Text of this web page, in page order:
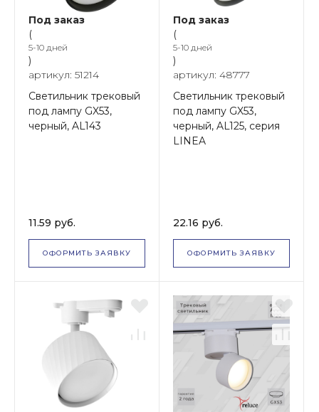
Под заказ
(
5-10 дней
)
артикул: 51214
Светильник трековый
под лампу GX53,
черный, AL143
11.59 руб.
ОФОРМИТЬ ЗАЯВКУ
Под заказ
(
5-10 дней
)
артикул: 48777
Светильник трековый
под лампу GX53,
черный, AL125, серия
LINEA
22.16 руб.
ОФОРМИТЬ ЗАЯВКУ